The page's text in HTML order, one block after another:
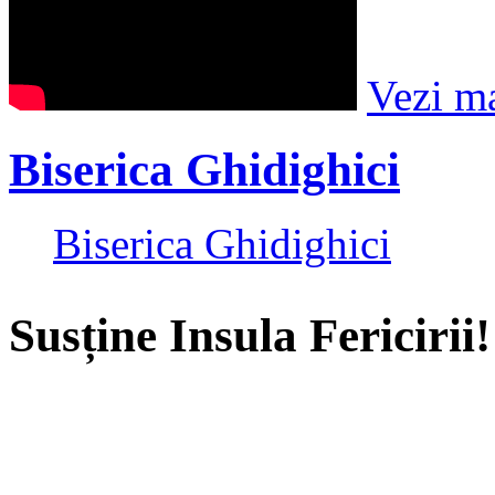
Vezi
Biserica Ghidighici
Biserica Ghidighici
Susține Insula Fericirii!